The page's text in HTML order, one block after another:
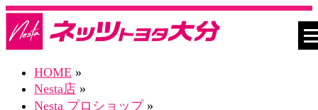
HOME »
Nesta店 »
Nesta プロショップ»